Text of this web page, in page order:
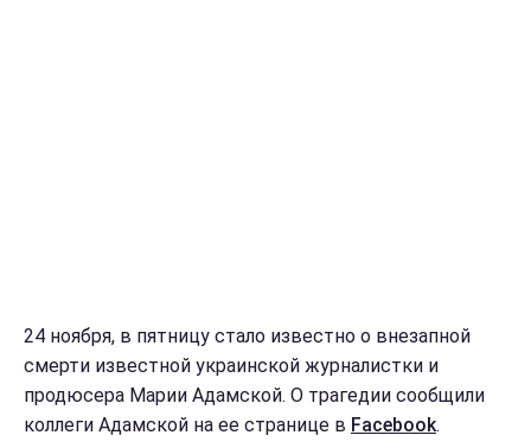
24 ноября, в пятницу стало известно о внезапной
смерти известной украинской журналистки и
продюсера Марии Адамской. О трагедии сообщили
коллеги Адамской на ее странице в Facebook.